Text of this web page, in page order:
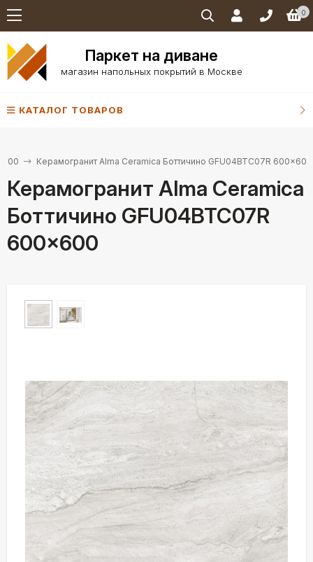
0
Паркет на диване
магазин напольных покрытий в Москве
КАТАЛОГ ТОВАРОВ
Керамогранит Alma Ceramica Боттичино GFU04BTC07R 600×600
Керамогранит Alma Ceramica
Боттичино GFU04BTC07R
600×600